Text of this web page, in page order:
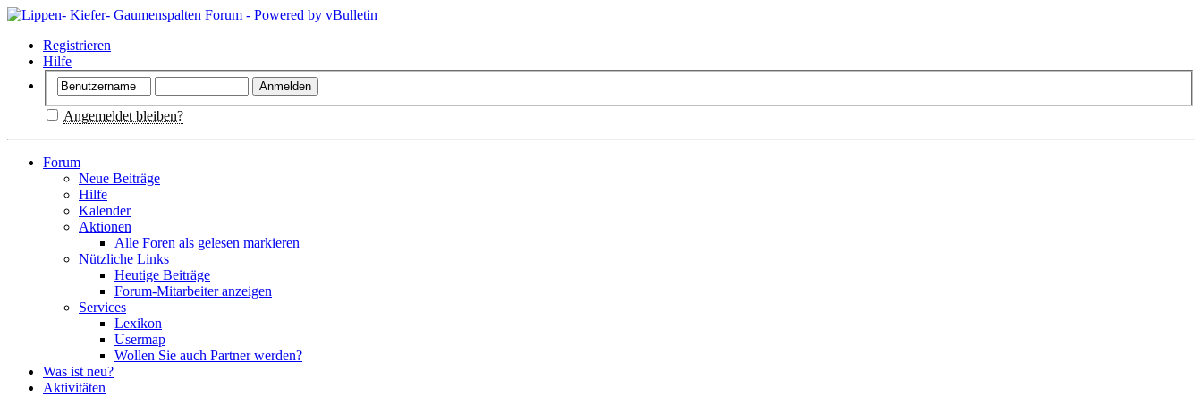
Registrieren
Hilfe
Angemeldet bleiben?
Forum
Neue Beiträge
Hilfe
Kalender
Aktionen
Alle Foren als gelesen markieren
Nützliche Links
Heutige Beiträge
Forum-Mitarbeiter anzeigen
Services
Lexikon
Usermap
Wollen Sie auch Partner werden?
Was ist neu?
Aktivitäten